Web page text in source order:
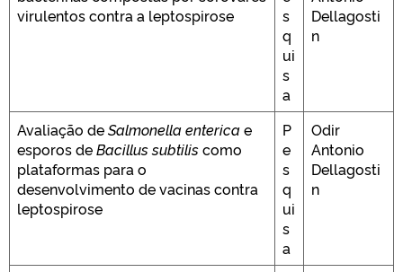
virulentos contra a leptospirose
s
q
ui
s
a
Dellagosti
n
Avaliação deSalmonella entericae
esporos deBacillus subtiliscomo
plataformas para o
desenvolvimento de vacinas contra
leptospirose
P
e
s
q
ui
s
a
Odir
Antonio
Dellagosti
n